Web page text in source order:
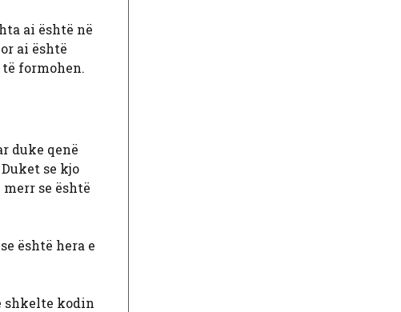
ai është në
ai është
formohen.
duke qenë
se kjo
se është
është hera e
shkelte kodin